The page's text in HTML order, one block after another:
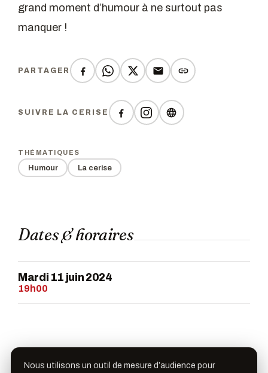
grand moment d’humour à ne surtout pas
manquer !
PARTAGER
SUIVRE LA CERISE
THÉMATIQUES
Humour La cerise
Dates & horaires
Mardi 11 juin 2024
19h00
Galerie
Nous utilisons un outil de mesure d’audience pour